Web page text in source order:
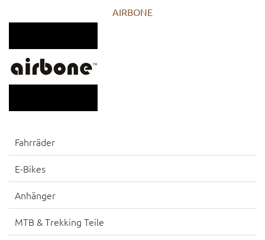
AIRBONE
Fahrräder
E-Bikes
Anhänger
MTB & Trekking Teile